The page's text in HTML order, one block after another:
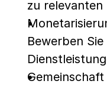
zu relevanten
Bewerben